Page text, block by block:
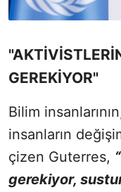
GEREKİYOR"
Bilim
insanların
çizen Guterres,
gerekiyor,